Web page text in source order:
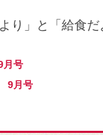
り」と「給食だ
号
9月号